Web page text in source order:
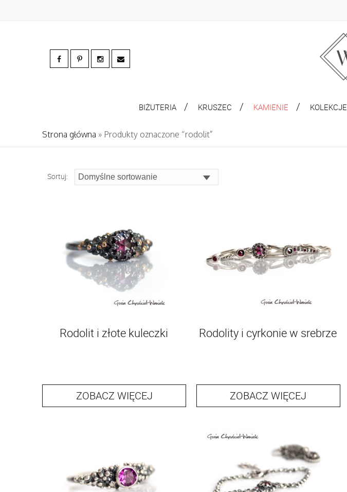
BIŻUTERIA KRUSZEC KAMIENIE KOLEKCJE
Strona główna » Produkty oznaczone “rodolit”
Sortuj:
Rodolit i złote kuleczki
ZOBACZ WIĘCEJ
Rodolity i cyrkonie w srebrze
ZOBACZ WIĘCEJ